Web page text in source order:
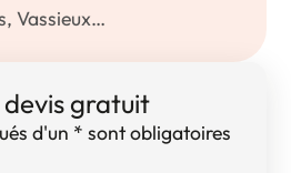
Vassieux…
gratuit
d'un * sont obligatoires